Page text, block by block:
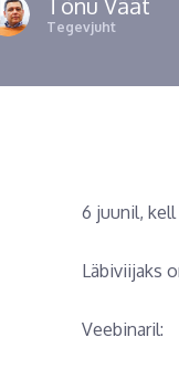
Tegevjuht
6 juunil, kell
Läbiviijaks
Veebinaril: